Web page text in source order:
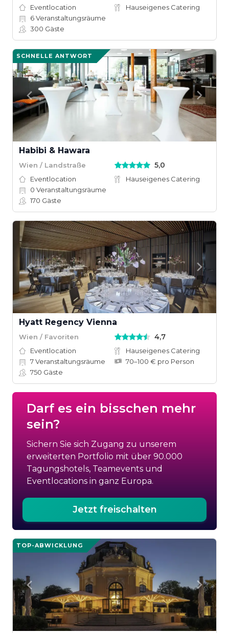
Eventlocation
Hauseigenes Catering
6Veranstaltungsräume
300 Gäste
SCHNELLE ANTWORT
Habibi & Hawara
Wien / Landstraße 5,0
Eventlocation
Hauseigenes Catering
0 Veranstaltungsräume
170 Gäste
Hyatt Regency Vienna
Wien / Favoriten 4,7
Eventlocation
Hauseigenes Catering
7Veranstaltungsräume
70–100 € pro Person
750 Gäste
Darf es ein bisschen mehr
sein?
Sichern Sie sich Zugang zu unserem
erweiterten Portfolio mit über 90.000
Tagungshotels, Teamevents und
Eventlocations in ganz Europa.
Jetzt freischalten
TOP-ABWICKLUNG